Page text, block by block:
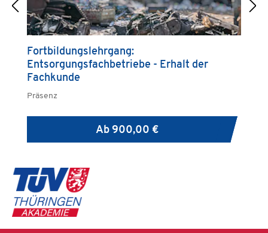
Fortbildungslehrgang:
Entsorgungsfachbetriebe - Erhalt der
Fachkunde
Präsenz
Ab 900,00 €